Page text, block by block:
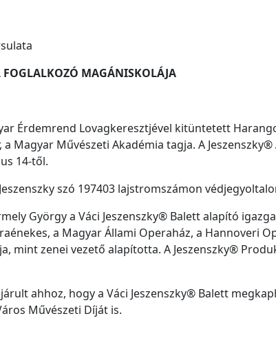
FOGLALKOZÓ MAGÁNISKOLÁJA
Érdemrend Lovagkeresztjével kitüntetett
Magyar Művészeti Akadémia tagja. A
14-től.
szó 197403 lajstromszámon
György a Váci Jeszenszky® Balett alapító
a Magyar Állami Operaház, a Hannoveri
mint zenei vezető alapította. A Jeszenszky®
ahhoz, hogy a Váci Jeszenszky® Balett
Művészeti Díját is.